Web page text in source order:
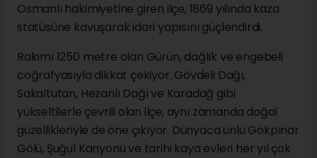
Osmanlı hakimiyetine giren ilçe, 1869 yılında kaza
statüsüne kavuşarak idari yapısını güçlendirdi.
Rakımı 1250 metre olan Gürün, dağlık ve engebeli
coğrafyasıyla dikkat çekiyor. Gövdeli Dağı,
Sakaltutan, Hezanlı Dağı ve Karadağ gibi
yükseltilerle çevrili olan ilçe, aynı zamanda doğal
güzellikleriyle de öne çıkıyor. Dünyaca ünlü Gökpınar
Gölü, Şuğul Kanyonu ve tarihi kaya evleri her yıl çok